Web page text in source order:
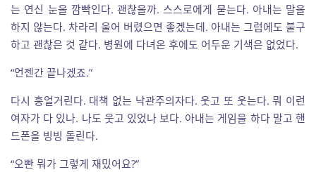
는 연신 눈을 깜빡인다. 괜찮을까. 스스로에게 묻는다. 아내는 말을
하지 않는다. 차라리 울어 버렸으면 좋겠는데. 아내는 그럼에도 불구
하고 괜찮은 것 같다. 병원에 다녀온 후에도 어두운 기색은 없었다.
“언젠간 끝나겠죠.”
다시 흥얼거린다. 대책 없는 낙관주의자다. 웃고 또 웃는다. 뭐 이런
여자가 다 있나. 나도 웃고 있었나 보다. 아내는 게임을 하다 말고 핸
드폰을 빙빙 돌린다.
“오빤 뭐가 그렇게 재밌어요?”